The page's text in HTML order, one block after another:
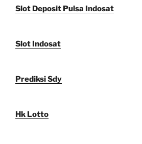
Slot Deposit Pulsa Indosat
Slot Indosat
Prediksi Sdy
Hk Lotto